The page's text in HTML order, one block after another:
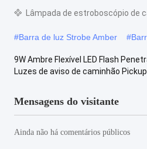
Lâmpada de estroboscópio de
#Barra de luz Strobe Amber #
9W Ambre Flexível LED Flash
Luzes de aviso de caminhão
Mensagens do visitante
Ainda não há comentários públicos